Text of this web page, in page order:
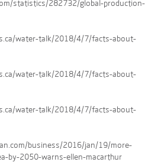
statistics/282732/global-production-
water-talk/2018/4/7/facts-about-
water-talk/2018/4/7/facts-about-
water-talk/2018/4/7/facts-about-
business/2016/jan/19/more-
by-2050-warns-ellen-macarthur